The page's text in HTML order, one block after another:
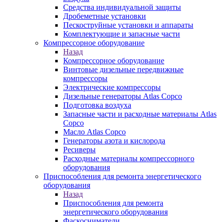
Средства индивидуальной защиты
Дробеметные установки
Пескоструйные установки и аппараты
Комплектующие и запасные части
Компрессорное оборудование
Назад
Компрессорное оборудование
Винтовые дизельные передвижные
компрессоры
Электрические компрессоры
Дизельные генераторы Atlas Copco
Подготовка воздуха
Запасные части и расходные материалы Atlas
Copco
Масло Atlas Copco
Генераторы азота и кислорода
Ресиверы
Расходные материалы компрессорного
оборудования
Приспособления для ремонта энергетического
оборудования
Назад
Приспособления для ремонта
энергетического оборудования